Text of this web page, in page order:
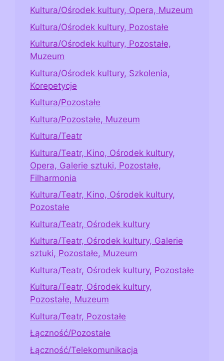
Kultura/Ośrodek kultury, Opera, Muzeum
Kultura/Ośrodek kultury, Pozostałe
Kultura/Ośrodek kultury, Pozostałe,
Muzeum
Kultura/Ośrodek kultury, Szkolenia,
Korepetycje
Kultura/Pozostałe
Kultura/Pozostałe, Muzeum
Kultura/Teatr
Kultura/Teatr, Kino, Ośrodek kultury,
Opera, Galerie sztuki, Pozostałe,
Filharmonia
Kultura/Teatr, Kino, Ośrodek kultury,
Pozostałe
Kultura/Teatr, Ośrodek kultury
Kultura/Teatr, Ośrodek kultury, Galerie
sztuki, Pozostałe, Muzeum
Kultura/Teatr, Ośrodek kultury, Pozostałe
Kultura/Teatr, Ośrodek kultury,
Pozostałe, Muzeum
Kultura/Teatr, Pozostałe
Łączność/Pozostałe
Łączność/Telekomunikacja